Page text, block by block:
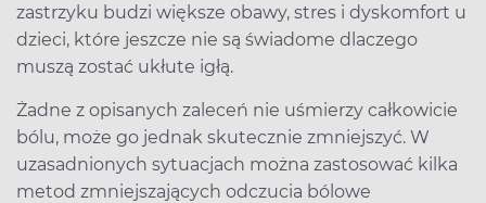
zastrzyku budzi większe obawy, stres i dyskomfort u
dzieci, które jeszcze nie są świadome dlaczego
muszą zostać ukłute igłą.
Żadne z opisanych zaleceń nie uśmierzy całkowicie
bólu, może go jednak skutecznie zmniejszyć. W
uzasadnionych sytuacjach można zastosować kilka
metod zmniejszających odczucia bólowe